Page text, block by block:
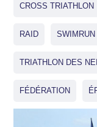
CROSS TRIATHLON
RAID SWIMRUN
TRIATHLON DES
FÉDÉRATION